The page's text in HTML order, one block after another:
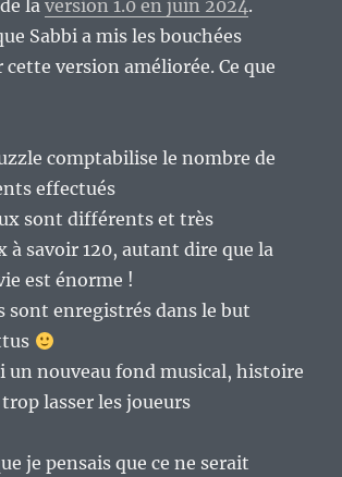
de laversion 1.0 en juin 2024.
Sabbi a mis les bouchées
cette version améliorée. Ce que
comptabilise le nombre de
effectués
sont différents et très
à savoir 120, autant dire que la
est énorme !
sont enregistrés dans le but
un nouveau fond musical, histoire
trop lasser les joueurs
je pensais que ce ne serait